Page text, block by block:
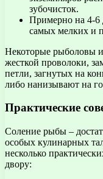
зубочисток.
Примерно на 4-6
самых мелких и
Некоторые рыболовы
жесткой проволоки,
петли, загнутых на
либо нанизывают на
Практические
Соление рыбы –
особых кулинарных
несколько
двору: